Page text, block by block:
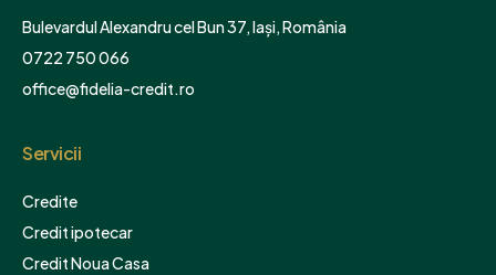
Bulevardul Alexandru cel Bun 37, Iași, România
0722 750 066
office@fidelia-credit.ro
Servicii
Credite
Credit ipotecar
Credit Noua Casa